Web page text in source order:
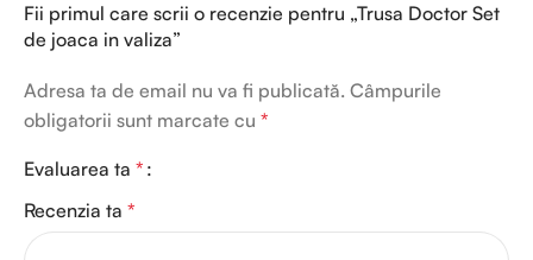
Fii primul care scrii o recenzie pentru „Trusa Doctor Set
de joaca in valiza”
Adresa ta de email nu va fi publicată. Câmpurile
obligatorii sunt marcate cu *
Evaluarea ta *
Recenzia ta *